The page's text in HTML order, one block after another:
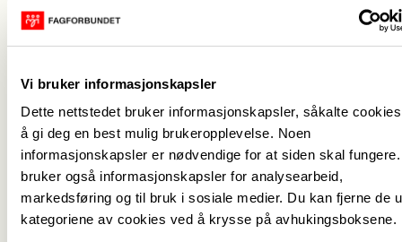
Vi bruker informasjonskapsler
Dette nettstedet bruker informasjonskapsler, såkalte
å gi deg en best mulig brukeropplevelse. Noen
informasjonskapsler er nødvendige for at siden skal
bruker også informasjonskapsler for analysearbeid,
markedsføring og til bruk i sosiale medier. Du kan fjerne de
kategoriene av cookies ved å krysse på avhukingsboksene.
Fikk på plass forskuttering av
sykelønn
Fagforbundet fikk også innfridd kravet om
forskuttering av syke-, pleie- og foreldrepenger,
slik systemet fungerer for de fleste arbeidstakere
i Norge.
– Nå vil også brukerstyrte personlige assistenter
være sikret å få utbetalt lønna selv om de blir syke.